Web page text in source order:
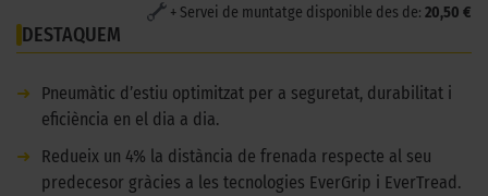
+ Servei de muntatge disponible des de: 20,50 €
DESTAQUEM
➜
Pneumàtic d’estiu optimitzat per a seguretat, durabilitat i
eficiència en el dia a dia.
➜
Redueix un 4% la distància de frenada respecte al seu
predecesor gràcies a les tecnologies EverGrip i EverTread.